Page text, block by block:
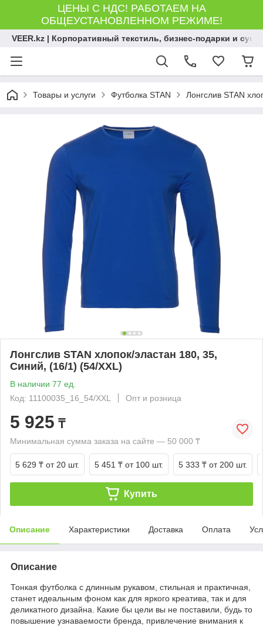
ЦЕНЫ С НДС! РАБОТАЕМ НА
ОБЩЕУСТАНОВЛЕННОМ РЕЖИМЕ!
VEER.kz | Корпоративный текстиль, бизнес-подарки и
Товары и услуги Футболка STAN Лонгслив STAN
Лонгслив STAN хлопок/эластан 180, 35,
Синий, (16/1) (54/XXL)
В наличии 77 ед.
Код: 11100035_16_54/XXL
Опт и розница
5 925 ₸
Минимальная сумма заказа на сайте — 50 000 ₸
5 629 ₸ от 20 шт. 5 451 ₸ от 100 шт. 5 333 ₸ от 200 шт.
Купить
Описание Характеристики Доставка Оплата
Описание
Тонкая футболка с длинным рукавом, стильная и практичная,
станет идеальным фоном как для яркого креатива, так и для
деликатного дизайна. Какие бы цели вы не поставили, будь то
повышение узнаваемости бренда, привлечение внимания к